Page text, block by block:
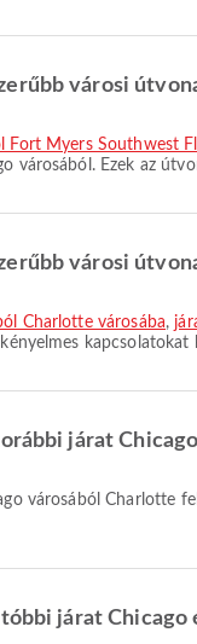
városi
Fort Myers Southwest
városából. Ezek az
városi
Charlotte városába,
kapcsolatokat
járat
járat Chicago